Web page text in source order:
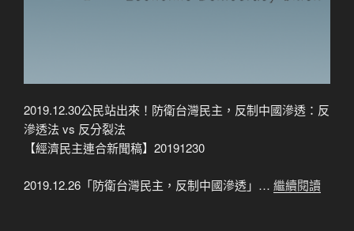
2019.12.30公民站出來！防衛台灣民主，反制中國滲透：反
滲透法 vs 反分裂法
【經濟民主連合新聞稿】20191230
2019.12.26「防衛台灣民主，反制中國滲透」… 繼續閱讀